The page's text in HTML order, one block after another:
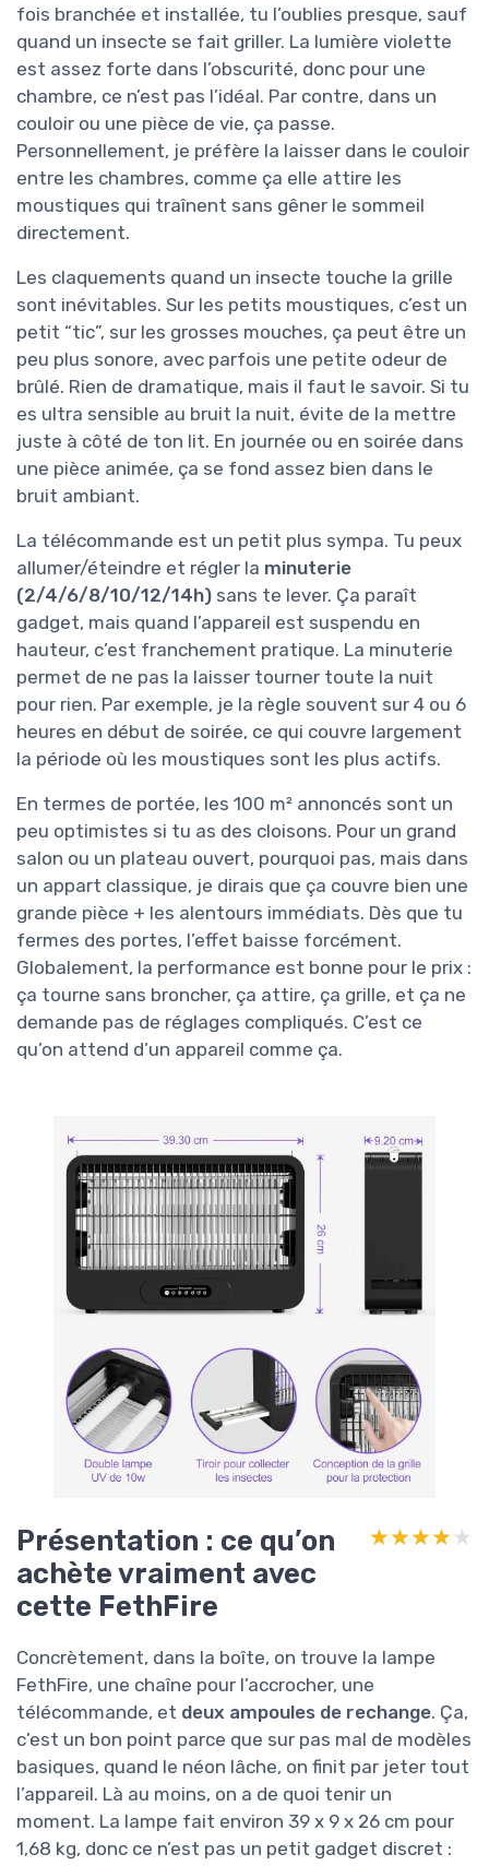
fois branchée et installée, tu l’oublies presque, sauf
quand un insecte se fait griller. La lumière violette
est assez forte dans l’obscurité, donc pour une
chambre, ce n’est pas l’idéal. Par contre, dans un
couloir ou une pièce de vie, ça passe.
Personnellement, je préfère la laisser dans le couloir
entre les chambres, comme ça elle attire les
moustiques qui traînent sans gêner le sommeil
directement.
Les claquements quand un insecte touche la grille
sont inévitables. Sur les petits moustiques, c’est un
petit “tic”, sur les grosses mouches, ça peut être un
peu plus sonore, avec parfois une petite odeur de
brûlé. Rien de dramatique, mais il faut le savoir. Si tu
es ultra sensible au bruit la nuit, évite de la mettre
juste à côté de ton lit. En journée ou en soirée dans
une pièce animée, ça se fond assez bien dans le
bruit ambiant.
La télécommande est un petit plus sympa. Tu peux
allumer/éteindre et régler la minuterie
(2/4/6/8/10/12/14h) sans te lever. Ça paraît
gadget, mais quand l’appareil est suspendu en
hauteur, c’est franchement pratique. La minuterie
permet de ne pas la laisser tourner toute la nuit
pour rien. Par exemple, je la règle souvent sur 4 ou 6
heures en début de soirée, ce qui couvre largement
la période où les moustiques sont les plus actifs.
En termes de portée, les 100 m² annoncés sont un
peu optimistes si tu as des cloisons. Pour un grand
salon ou un plateau ouvert, pourquoi pas, mais dans
un appart classique, je dirais que ça couvre bien une
grande pièce + les alentours immédiats. Dès que tu
fermes des portes, l’effet baisse forcément.
Globalement, la performance est bonne pour le prix :
ça tourne sans broncher, ça attire, ça grille, et ça ne
demande pas de réglages compliqués. C’est ce
qu’on attend d’un appareil comme ça.
Présentation : ce qu’on
achète vraiment avec
cette FethFire
★★★★★
★★★★★
Concrètement, dans la boîte, on trouve la lampe
FethFire, une chaîne pour l’accrocher, une
télécommande, et deux ampoules de rechange. Ça,
c’est un bon point parce que sur pas mal de modèles
basiques, quand le néon lâche, on finit par jeter tout
l’appareil. Là au moins, on a de quoi tenir un
moment. La lampe fait environ 39 x 9 x 26 cm pour
1,68 kg, donc ce n’est pas un petit gadget discret :